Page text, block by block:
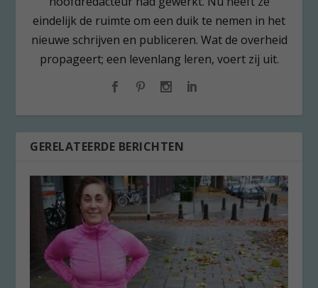
eindelijk de ruimte om een duik te nemen in het
nieuwe schrijven en publiceren. Wat de overheid
propageert; een levenlang leren, voert zij uit.
GERELATEERDE BERICHTEN